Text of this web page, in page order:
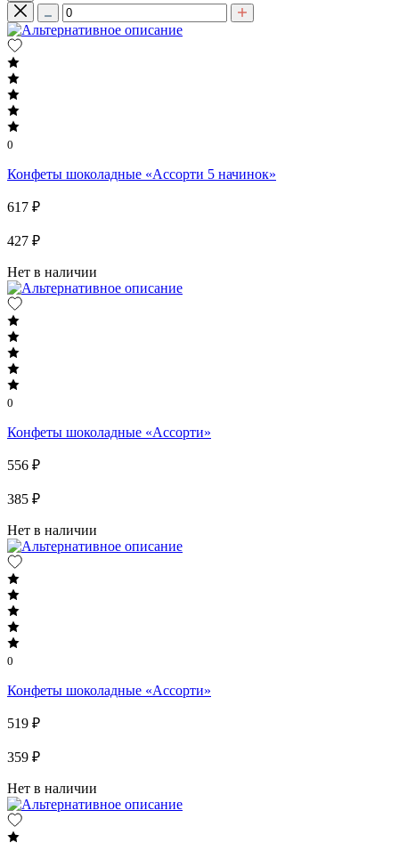
0
Конфеты шоколадные «Ассорти 5 начинок»
617 ₽
427 ₽
Нет в наличии
0
Конфеты шоколадные «Ассорти»
556 ₽
385 ₽
Нет в наличии
0
Конфеты шоколадные «Ассорти»
519 ₽
359 ₽
Нет в наличии